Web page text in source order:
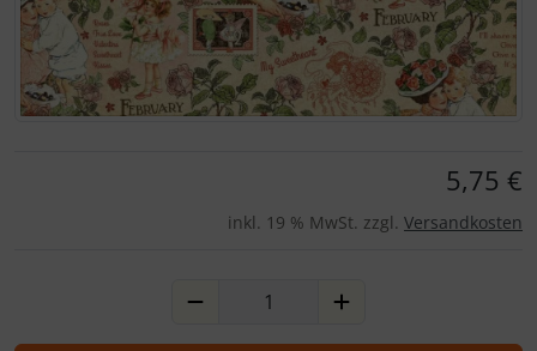
5,75 €
inkl. 19 % MwSt. zzgl. Versandkosten